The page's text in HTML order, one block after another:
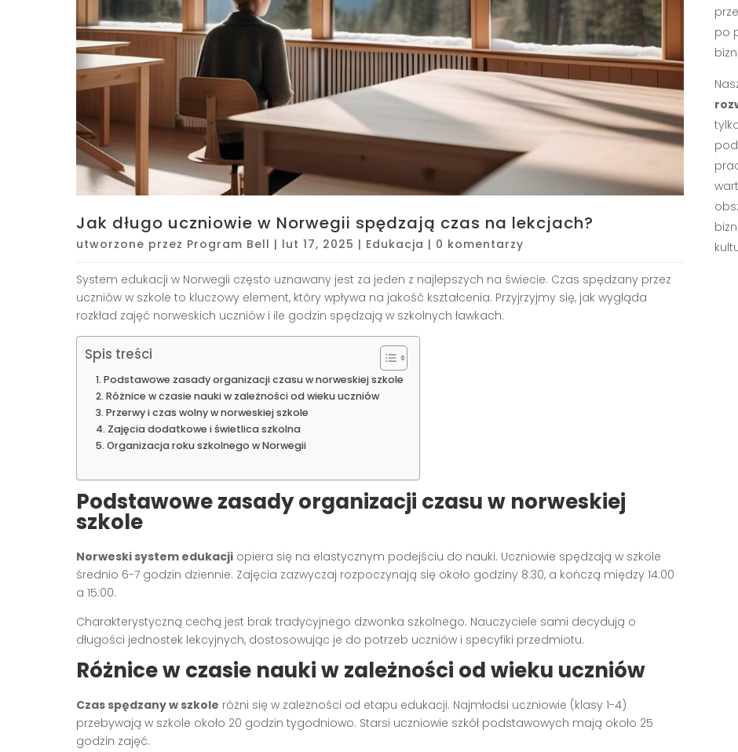
Jak długo uczniowie w Norwegii spędzają czas na lekcjach?
utworzone przez Program Bell | lut 17, 2025 | Edukacja | 0 komentarzy
System edukacji w Norwegii często uznawany jest za jeden z najlepszych na świecie. Czas spędzany przez
uczniów w szkole to kluczowy element, który wpływa na jakość kształcenia. Przyjrzyjmy się, jak wygląda
rozkład zajęć norweskich uczniów i ile godzin spędzają w szkolnych ławkach.
Spis treści
Podstawowe zasady organizacji czasu w norweskiej szkole
Różnice w czasie nauki w zależności od wieku uczniów
Przerwy i czas wolny w norweskiej szkole
Zajęcia dodatkowe i świetlica szkolna
Organizacja roku szkolnego w Norwegii
Podstawowe zasady organizacji czasu w norweskiej
szkole
Norweski system edukacji opiera się na elastycznym podejściu do nauki. Uczniowie spędzają w szkole
średnio 6-7 godzin dziennie. Zajęcia zazwyczaj rozpoczynają się około godziny 8:30, a kończą między 14:00
a 15:00.
Charakterystyczną cechą jest brak tradycyjnego dzwonka szkolnego. Nauczyciele sami decydują o
długości jednostek lekcyjnych, dostosowując je do potrzeb uczniów i specyfiki przedmiotu.
Różnice w czasie nauki w zależności od wieku uczniów
Czas spędzany w szkole różni się w zależności od etapu edukacji. Najmłodsi uczniowie (klasy 1-4)
przebywają w szkole około 20 godzin tygodniowo. Starsi uczniowie szkół podstawowych mają około 25
godzin zajęć.
po